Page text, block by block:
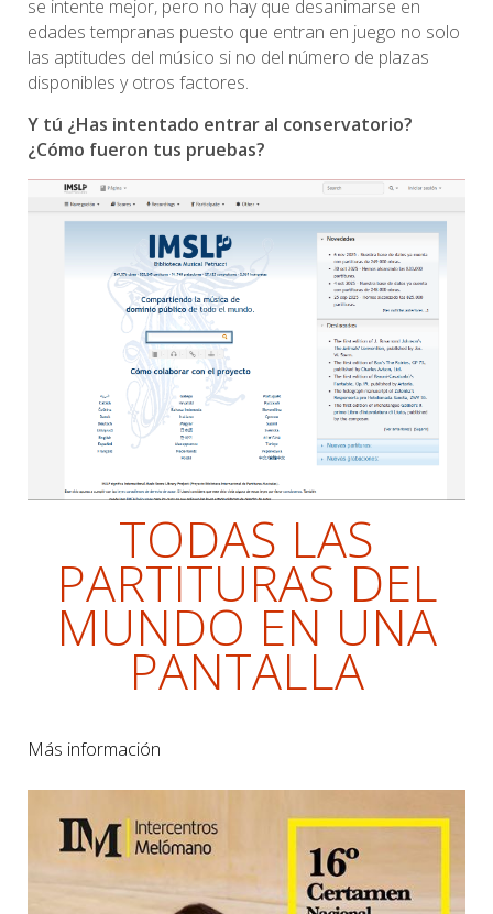
se intente mejor, pero no hay que desanimarse en
edades tempranas puesto que entran en juego no solo
las aptitudes del músico si no del número de plazas
disponibles y otros factores.
Y tú ¿Has intentado entrar al conservatorio?
¿Cómo fueron tus pruebas?
TODAS LAS
PARTITURAS DEL
MUNDO EN UNA
PANTALLA
Más información